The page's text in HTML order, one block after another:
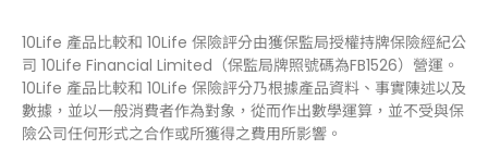
10Life 產品比較和 10Life 保險評分由獲保監局授權持牌保險經紀公
司 10Life Financial Limited（保監局牌照號碼為FB1526）營運。
10Life 產品比較和 10Life 保險評分乃根據產品資料、事實陳述以及
數據，並以一般消費者作為對象，從而作出數學運算，並不受與保
險公司任何形式之合作或所獲得之費用所影響。